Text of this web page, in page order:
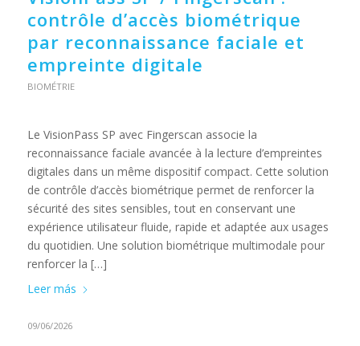
contrôle d’accès biométrique
par reconnaissance faciale et
empreinte digitale
BIOMÉTRIE
Le VisionPass SP avec Fingerscan associe la
reconnaissance faciale avancée à la lecture d’empreintes
digitales dans un même dispositif compact. Cette solution
de contrôle d’accès biométrique permet de renforcer la
sécurité des sites sensibles, tout en conservant une
expérience utilisateur fluide, rapide et adaptée aux usages
du quotidien. Une solution biométrique multimodale pour
renforcer la […]
Leer más
09/06/2026